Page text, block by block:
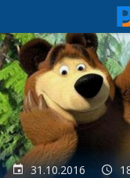
Перейти
к
основному
содержанию
31.10.2016